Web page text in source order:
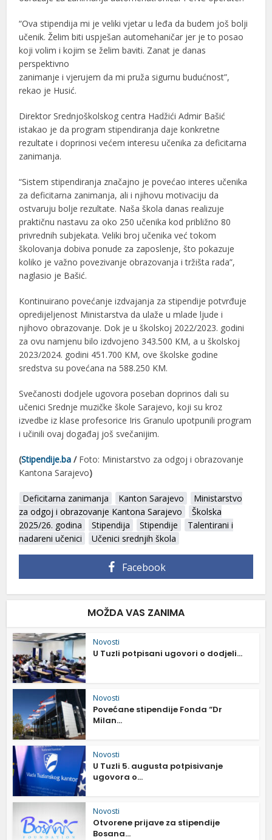
“Ova stipendija mi je veliki vjetar u leđa da budem još bolji
učenik. Želim biti uspješan automehaničar jer je to posao
koji volim i kojim se želim baviti. Zanat je danas
perspektivno
zanimanje i vjerujem da mi pruža sigurnu budućnost”,
rekao je Husić.
Direktor Srednjoškolskog centra Hadžići Admir Bašić
istakao je da program stipendiranja daje konkretne
rezultate i doprinosi većem interesu učenika za deficitarna
zanimanja.
“Sistem stipendiranja značajno je povećao interes učenika
za deficitarna zanimanja, ali i njihovu motivaciju da
ostvaruju bolje rezultate. Naša škola danas realizuje
praktičnu nastavu za oko 250 učenika kod približno 80
privrednih subjekata. Veliki broj učenika već tokom
školovanja dobiva ponude za zaposlenje, što pokazuje
koliko je važno povezivanje obrazovanja i tržišta rada”,
naglasio je Bašić.
Kontinuirano povećanje izdvajanja za stipendije potvrđuje
opredijeljenost Ministarstva da ulaže u mlade ljude i
njihovo obrazovanje. Dok je u školskoj 2022/2023. godini
za ovu namjenu bilo izdvojeno 343.500 KM, a u školskoj
2023/2024. godini 451.700 KM, ove školske godine
sredstva su povećana na 588.250 KM.
Svečanosti dodjele ugovora poseban doprinos dali su
učenici Srednje muzičke škole Sarajevo, koji su kroz
izvedbe iz klase profesorice Iris Granulo upotpunili program
i učinili ovaj događaj još svečanijim.
(Stipendije.ba / Foto: Ministarstvo za odgoj i obrazovanje
Kantona Sarajevo)
Deficitarna zanimanja Kanton Sarajevo
Ministarstvo
za odgoj i obrazovanje Kantona Sarajevo
Školska
2025/26. godina
Stipendija Stipendije
Talentirani i
nadareni učenici
Učenici srednjih škola
Facebook
MOŽDA VAS ZANIMA
Novosti
U Tuzli potpisani ugovori o dodjeli...
Novosti
Povećane stipendije Fonda “Dr
Milan...
Novosti
U Tuzli 5. augusta potpisivanje
ugovora o...
Novosti
Otvorene prijave za stipendije
Bosana...